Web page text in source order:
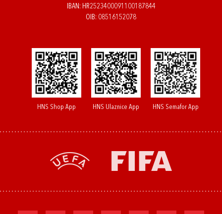
IBAN: HR2523400091100187844
OIB: 08516152078
HNS Shop App HNS Ulaznice App HNS Semafor App